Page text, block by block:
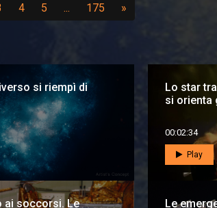
1)
(vai a pagina 3)
4(vai a pagina 4)
5 (vai a pagina 5)
... 175 (vai a pagina 175)
»
si riempì di
Lo star
si orienta
00:02:34
Play
ai soccorsi. Le
Le